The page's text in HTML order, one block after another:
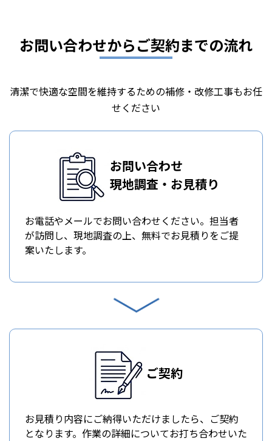
お問い合わせからご契約までの流れ
清潔で快適な空間を維持するための補修・改修工事もお任
せください
お問い合わせ
現地調査・お見積り
お電話やメールでお問い合わせください。担当者
が訪問し、現地調査の上、無料でお見積りをご提
案いたします。
ご契約
お見積り内容にご納得いただけましたら、ご契約
となります。作業の詳細についてお打ち合わせいた